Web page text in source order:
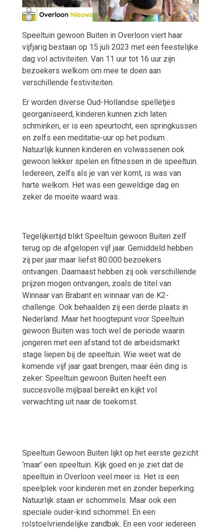
Speeltuin gewoon Buiten in Overloon viert haar
vijfjarig bestaan op 15 juli 2023 met een feestelijke
dag vol activiteiten. Van 11 uur tot 16 uur zijn
bezoekers welkom om mee te doen aan
verschillende festiviteiten.
Er worden diverse Oud-Hollandse spelletjes
georganiseerd, kinderen kunnen zich laten
schminken, er is een speurtocht, een springkussen
en zelfs een meditatie-uur op het podium .
Natuurlijk kunnen kinderen en volwassenen ook
gewoon lekker spelen en fitnessen in de speeltuin.
Iedereen, zelfs als je van ver komt, is was van
harte welkom. Het was een geweldige dag en
zeker de moeite waard was.
Tegelijkertijd blikt Speeltuin gewoon Buiten zelf
terug op de afgelopen vijf jaar. Gemiddeld hebben
zij per jaar maar liefst 80.000 bezoekers
ontvangen. Daarnaast hebben zij ook verschillende
prijzen mogen ontvangen, zoals de titel van
Winnaar van Brabant en winnaar van de K2-
challenge. Ook behaalden zij een derde plaats in
Nederland. Maar het hoogtepunt voor Speeltuin
gewoon Buiten was toch wel de periode waarin
jongeren met een afstand tot de arbeidsmarkt
stage liepen bij de speeltuin. Wie weet wat de
komende vijf jaar gaat brengen, maar één ding is
zeker: Speeltuin gewoon Buiten heeft een
succesvolle mijlpaal bereikt en kijkt vol
verwachting uit naar de toekomst.
Speeltuin Gewoon Buiten lijkt op het eerste gezicht
‘maar’ een speeltuin. Kijk goed en je ziet dat de
speeltuin in Overloon veel meer is. Het is een
speelplek voor kinderen met en zonder beperking.
Natuurlijk staan er schommels. Maar ook een
speciale ouder-kind schommel. En een
rolstoelvriendelijke zandbak. En een voor iedereen